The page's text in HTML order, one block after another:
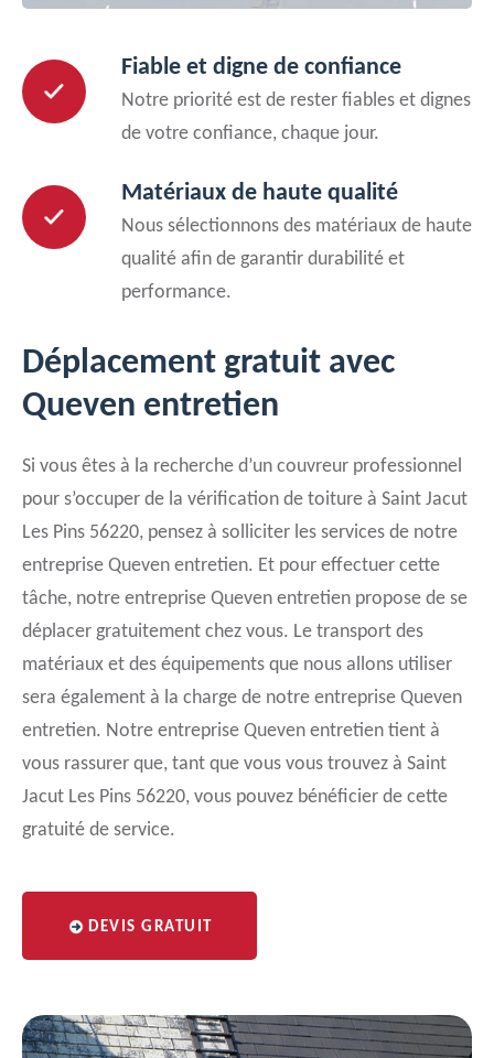
Fiable et digne de confiance
Notre priorité est de rester fiables et dignes
de votre confiance, chaque jour.
Matériaux de haute qualité
Nous sélectionnons des matériaux de haute
qualité afin de garantir durabilité et
performance.
Déplacement gratuit avec
Queven entretien
Si vous êtes à la recherche d’un couvreur professionnel
pour s’occuper de la vérification de toiture à Saint Jacut
Les Pins 56220, pensez à solliciter les services de notre
entreprise Queven entretien. Et pour effectuer cette
tâche, notre entreprise Queven entretien propose de se
déplacer gratuitement chez vous. Le transport des
matériaux et des équipements que nous allons utiliser
sera également à la charge de notre entreprise Queven
entretien. Notre entreprise Queven entretien tient à
vous rassurer que, tant que vous vous trouvez à Saint
Jacut Les Pins 56220, vous pouvez bénéficier de cette
gratuité de service.
DEVIS GRATUIT